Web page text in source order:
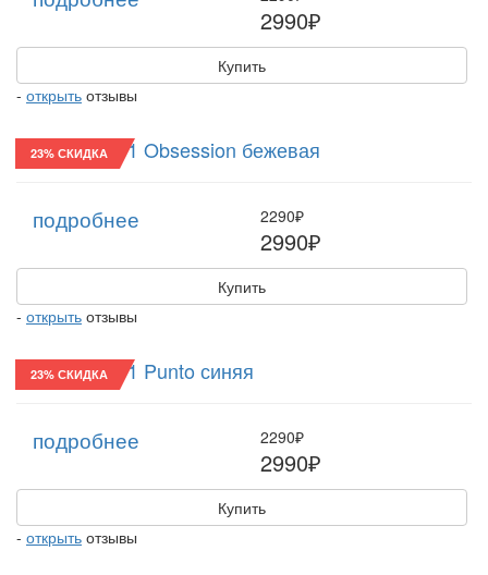
2990₽
Купить
- открыть отзывы
23% СКИДКА
Хулиганка/11 Obsession бежевая
подробнее 2290₽
2990₽
Купить
- открыть отзывы
23% СКИДКА
Хулиганка/11 Punto синяя
подробнее 2290₽
2990₽
Купить
- открыть отзывы